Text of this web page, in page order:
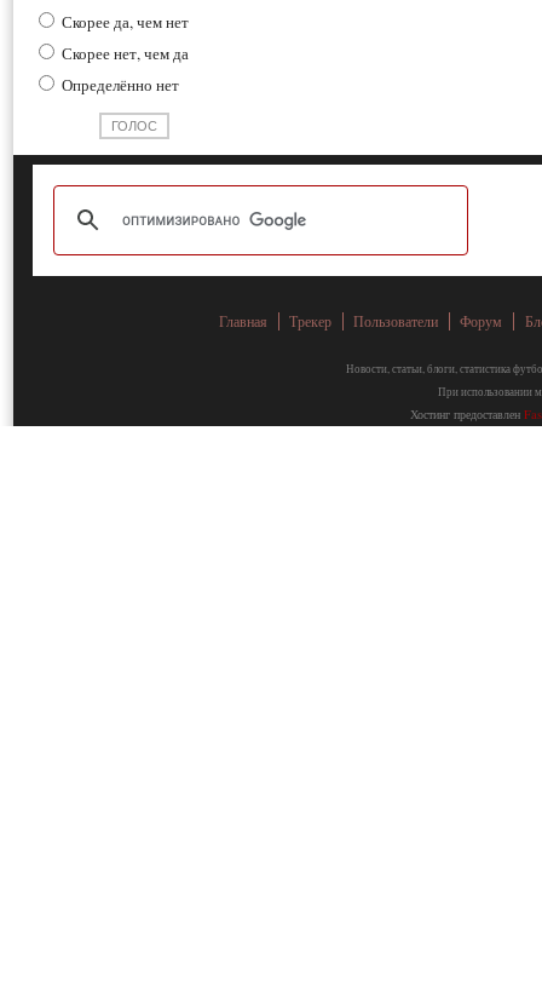
Скорее да, чем нет
Скорее нет, чем да
Определённо нет
Главная Трекер Пользователи Форум
Новости, статьи, блоги, статистика
При использовании
Хостинг предоставлен